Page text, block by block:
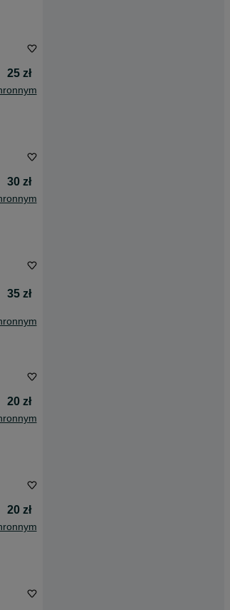
25 zł
30 zł
35 zł
20 zł
20 zł